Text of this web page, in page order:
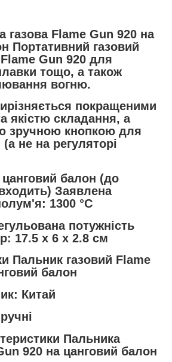
газова Flame Gun 920 на
Портативний газовий
Gun 920 для
тощо, а також
вогню.
покращеними
якістю складання, а
зручною кнопкою для
не на регуляторі
балон (до
Заявлена
1300 °C
потужність
17.5 х 6 х 2.8 см
Пальник газовий Flame
балон
Китай
Пальника
920 на цанговий балон